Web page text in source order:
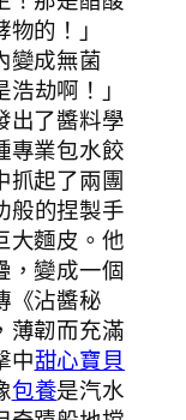
的！」
變成無菌
劫啊！」
出了醬料學
專業包水餃
抓起了兩團
般的捏製手
大麵皮。他
，變成一個
《沾醬秘
薄韌而充滿
中甜心寶貝
包養是汽水